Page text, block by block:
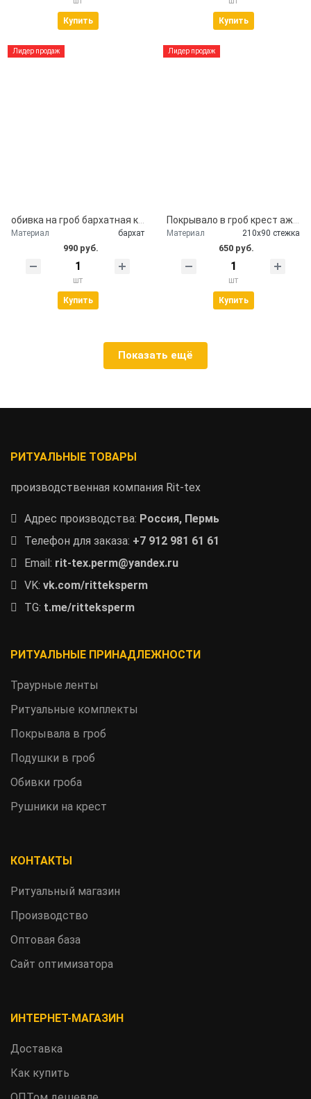
Купить Купить
Лидер продаж
Материал бархат
990 руб.
шт
Купить
Лидер продаж
Материал 210х90 стежка
650 руб.
шт
Купить
Показать ещё
РИТУАЛЬНЫЕ ТОВАРЫ
производственная компания Rit-tex
Адрес производства: Россия, Пермь
Телефон для заказа: +7 912 981 61 61
Email: rit-tex.perm@yandex.ru
VK: vk.com/ritteksperm
TG: t.me/ritteksperm
РИТУАЛЬНЫЕ ПРИНАДЛЕЖНОСТИ
Траурные ленты
Ритуальные комплекты
Покрывала в гроб
Подушки в гроб
Обивки гроба
Рушники на крест
КОНТАКТЫ
Ритуальный магазин
Производство
Оптовая база
Сайт оптимизатора
ИНТЕРНЕТ-МАГАЗИН
Доставка
Как купить